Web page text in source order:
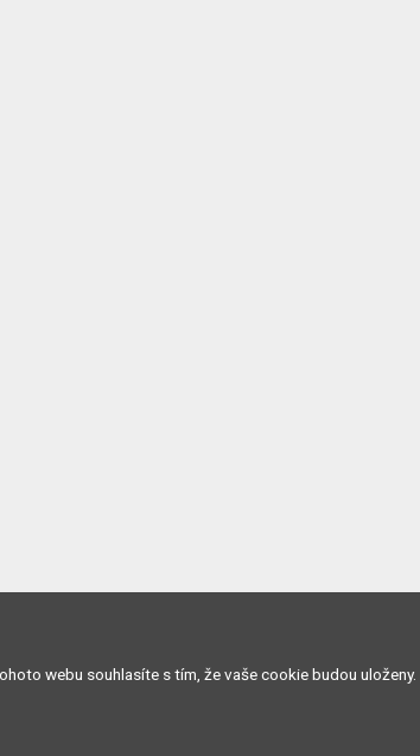
webu souhlasíte s tím, že vaše cookie budou uloženy.